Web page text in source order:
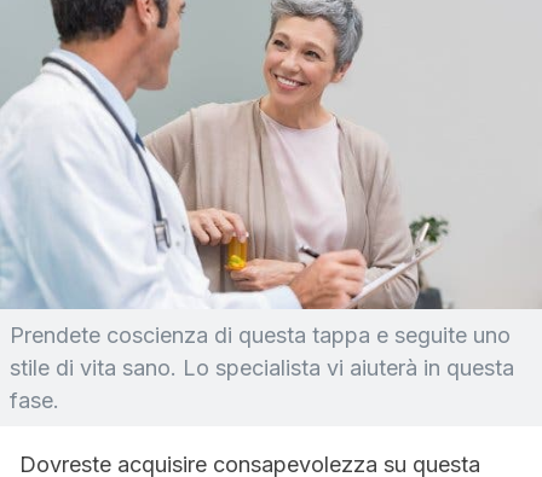
Prendete coscienza di questa tappa e seguite uno
stile di vita sano. Lo specialista vi aiuterà in questa
fase.
Dovreste acquisire consapevolezza su questa